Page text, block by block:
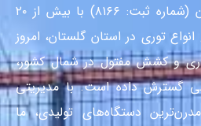
شرکت مفتول صنعت هیرکان (شماره ثبت: ۸۱۶۶) با بیش از ۲۰
توری در استان گلستان، امروز
توری و کشش مفتول در شمال کشور،
گسترش داده است. با مدیریتی
دستگاه‌های تولیدی، ما